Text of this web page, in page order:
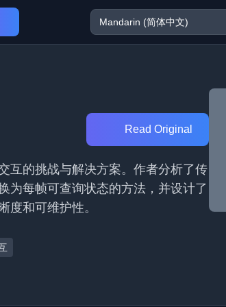
Read Original
互的挑战与解决方案。作者分析了传
为每帧可查询状态的方法，并设计了
度和可维护性。